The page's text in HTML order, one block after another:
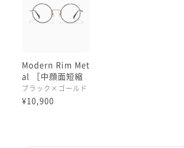
Modern Rim Met
al ［中顔面短縮
メガネ］
ブラック×ゴールド
¥10,900